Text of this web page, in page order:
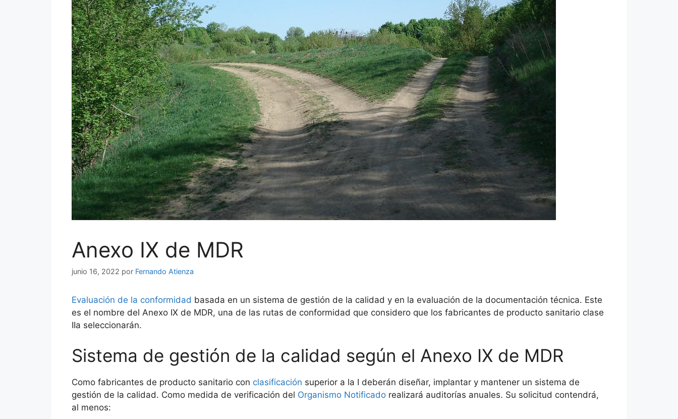
Anexo IX de MDR
junio 16, 2022 por Fernando Atienza
Evaluación de la conformidad basada en un sistema de gestión de la calidad y en la evaluación de la documentación técnica. Este
es el nombre del Anexo IX de MDR, una de las rutas de conformidad que considero que los fabricantes de producto sanitario clase
IIa seleccionarán.
Sistema de gestión de la calidad según el Anexo IX de MDR
Como fabricantes de producto sanitario con clasificación superior a la I deberán diseñar, implantar y mantener un sistema de
gestión de la calidad. Como medida de verificación del Organismo Notificado realizará auditorías anuales. Su solicitud contendrá,
al menos: